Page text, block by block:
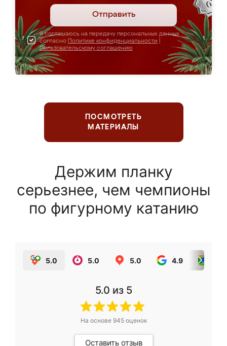
Отправить
Я соглашаюсь на передачу персональных данных
согласно Политике конфиденциальности
Пользовательскому соглашению
ПОСМОТРЕТЬ
МАТЕРИАЛЫ
Держим планку
серьезнее, чем чемпионы
по фигурному катанию
5.0 5.0 5.0 4.9
5.0 из 5
На основе 945оценок
Оставить отзыв